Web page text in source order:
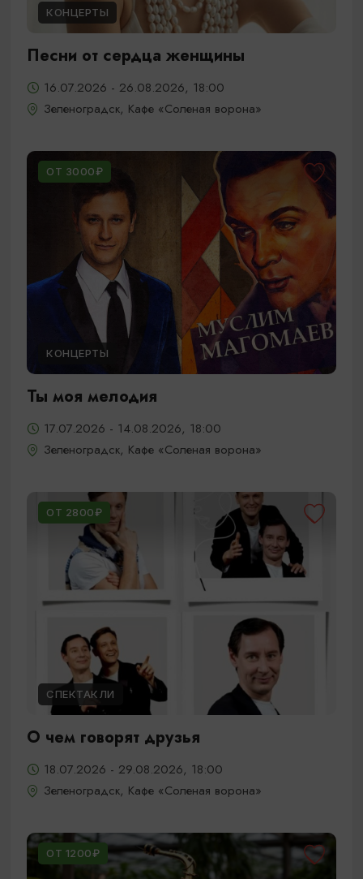
КОНЦЕРТЫ
Песни от сердца женщины
16.07.2026 - 26.08.2026, 18:00
Зеленоградск, Кафе «Соленая ворона»
ОТ 3000₽
КОНЦЕРТЫ
Ты моя мелодия
17.07.2026 - 14.08.2026, 18:00
Зеленоградск, Кафе «Соленая ворона»
ОТ 2800₽
СПЕКТАКЛИ
О чем говорят друзья
18.07.2026 - 29.08.2026, 18:00
Зеленоградск, Кафе «Соленая ворона»
ОТ 1200₽